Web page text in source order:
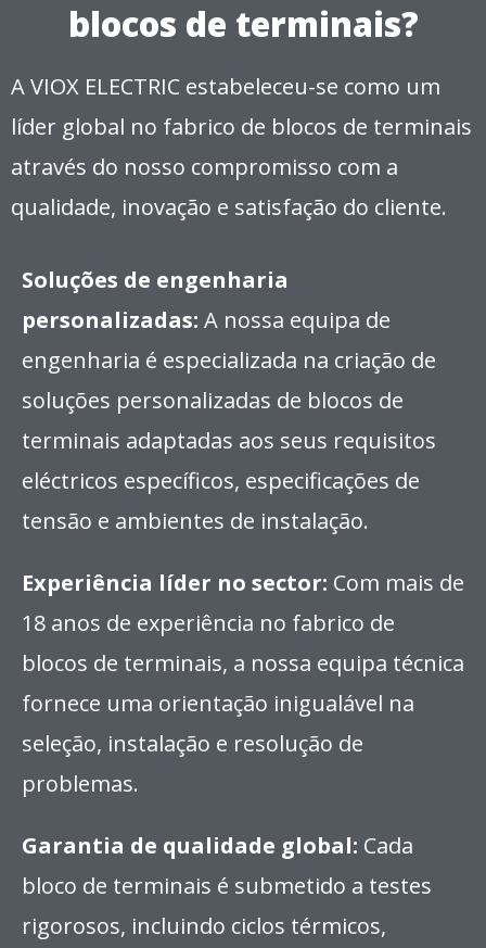
blocos de terminais?
A VIOX ELECTRIC estabeleceu-se como um
líder global no fabrico de blocos de terminais
através do nosso compromisso com a
qualidade, inovação e satisfação do cliente.
Soluções de engenharia
personalizadas: A nossa equipa de
engenharia é especializada na criação de
soluções personalizadas de blocos de
terminais adaptadas aos seus requisitos
eléctricos específicos, especificações de
tensão e ambientes de instalação.
Experiência líder no sector: Com mais de
18 anos de experiência no fabrico de
blocos de terminais, a nossa equipa técnica
fornece uma orientação inigualável na
seleção, instalação e resolução de
problemas.
Garantia de qualidade global: Cada
bloco de terminais é submetido a testes
rigorosos, incluindo ciclos térmicos,